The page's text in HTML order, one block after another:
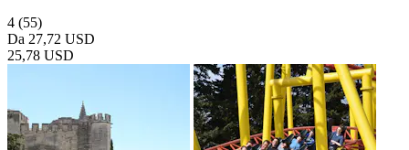
4 (55)
Da 27,72 USD
25,78 USD